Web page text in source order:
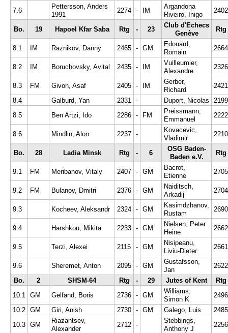
7.6
Pettersson, Anders
1991
2274 - IM
Argandona
Riveiro, Inigo
2402
Bo. 19 Hapoel Kfar Saba Rtg - 23
Club d'Echecs
Genève
Rtg
8.1 IM Raznikov, Danny 2465 - GM
Edouard,
Romain
2664
8.2 IM Boruchovsky, Avital 2435 - IM
Vuilleumier,
Alexandre
2326
8.3 FM Givon, Asaf 2405 - IM
Gerber,
Richard
2421
8.4
Galburd, Yan 2331 - Duport, Nicolas
2199
8.5
Ben Artzi, Ido 2286 - FM
Preissmann,
Emmanuel
2222
8.6 Mindlin, Alon 2237 -
Kovacevic,
Vladimir
2210
Bo. 28 Ladia Minsk Rtg - 6
OSG Baden-
Baden e.V.
Rtg
9.1 FM Meribanov, Vitaly 2407 - GM
Bacrot,
Etienne
2705
9.2 FM Bulanov, Dmitri 2376 - GM
Naiditsch,
Arkadij
2704
9.3 Kocheev, Aleksandr 2324 - GM
Kasimdzhanov,
Rustam
2690
9.4 Harshkou, Mikita 2233 - GM
Nielsen, Peter
Heine
2662
9.5 Terzi, Alexei 2115 - GM
Nisipeanu,
Liviu-Dieter
2661
9.6 Sheremet, Anton 2095 - GM
Gustafsson,
Jan
2622
Bo.
2 SHSM-64 Rtg - 29 Jutes of Kent
Rtg
10.1 GM Gelfand, Boris 2736 - GM
Williams,
Simon K
2496
10.2 GM Giri, Anish 2730 - GM Galego, Luis
2485
10.3 GM
Riazantsev,
Alexander
2712 -
Stebbings,
Anthony J
2256